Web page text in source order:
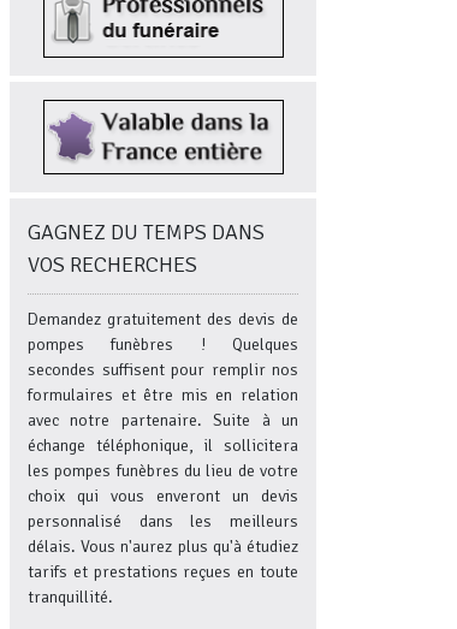
GAGNEZ DU TEMPS DANS
VOS RECHERCHES
Demandez gratuitement des devis de
pompes funèbres ! Quelques
secondes suffisent pour remplir nos
formulaires et être mis en relation
avec notre partenaire. Suite à un
échange téléphonique, il sollicitera
les pompes funèbres du lieu de votre
choix qui vous enveront un devis
personnalisé dans les meilleurs
délais. Vous n'aurez plus qu'à étudiez
tarifs et prestations reçues en toute
tranquillité.